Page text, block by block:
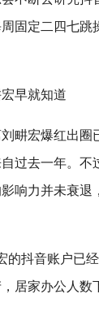
固定二四七
早就知道
畊宏爆红出
过去一年。
响力并未衰
的抖音账户已
居家办公人